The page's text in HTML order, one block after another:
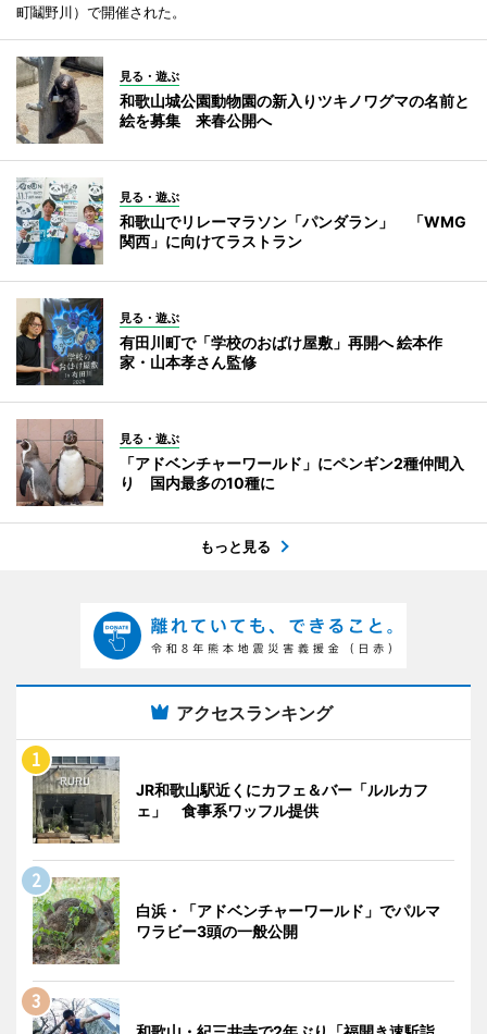
町鬮野川）で開催された。
見る・遊ぶ
和歌山城公園動物園の新入りツキノワグマの名前と
絵を募集 来春公開へ
見る・遊ぶ
和歌山でリレーマラソン「パンダラン」 「WMG
関西」に向けてラストラン
見る・遊ぶ
有田川町で「学校のおばけ屋敷」再開へ 絵本作
家・山本孝さん監修
見る・遊ぶ
「アドベンチャーワールド」にペンギン2種仲間入
り 国内最多の10種に
もっと見る
アクセスランキング
JR和歌山駅近くにカフェ＆バー「ルルカフ
ェ」 食事系ワッフル提供
白浜・「アドベンチャーワールド」でパルマ
ワラビー3頭の一般公開